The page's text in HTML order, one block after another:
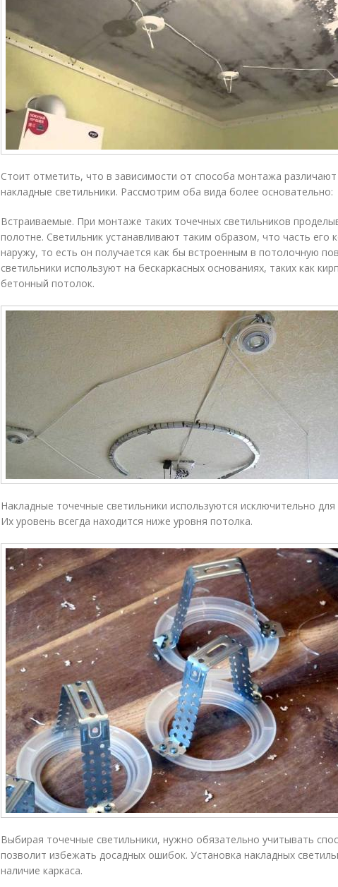
Стоит отметить, что в зависимости от способа монтажа
накладные светильники. Рассмотрим оба вида более основательно:
Встраиваемые. При монтаже таких точечных светильников
полотне. Светильник устанавливают таким образом, что часть его
наружу, то есть он получается как бы встроенным в потолочную
светильники используют на бескаркасных основаниях, таких как
бетонный потолок.
Накладные точечные светильники используются исключительно
Их уровень всегда находится ниже уровня потолка.
Выбирая точечные светильники, нужно обязательно учитывать
позволит избежать досадных ошибок. Установка накладных
наличие каркаса.